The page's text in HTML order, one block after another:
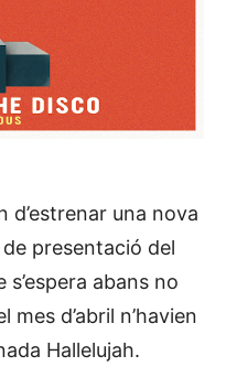
d’estrenar una nova
presentació del
abans no
mes d’abril n’havien
Hallelujah.